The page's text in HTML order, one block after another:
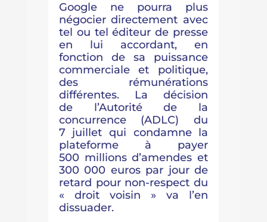
Google ne pourra plus
négocier directement avec
tel ou tel éditeur de presse
en lui accordant, en
fonction de sa puissance
commerciale et politique,
des rémunérations
différentes. La décision
de l’Autorité de la
concurrence (ADLC) du
7 juillet qui condamne la
plateforme à payer
500 millions d’amendes et
300 000 euros par jour de
retard pour non-respect du
« droit voisin » va l’en
dissuader.